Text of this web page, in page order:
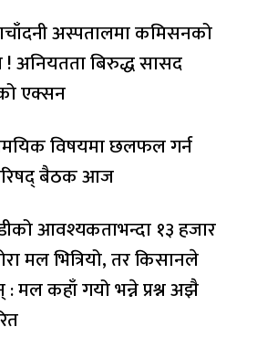
अस्पतालमा कमिसनको
अनियतता बिरुद्ध सासद
एक्सन
विषयमा छलफल गर्न
बैठक आज
आवश्यकताभन्दा १३ हजार
मल भित्रियो, तर किसानले
: मल कहाँ गयो भन्ने प्रश्न अझै